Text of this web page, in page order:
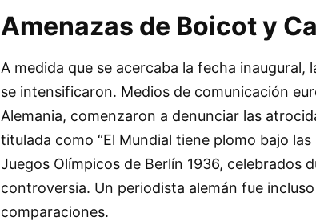
Amenazas de Boicot y
A medida que se acercaba la fecha inaugural,
se intensificaron. Medios de comunicación
Alemania, comenzaron a denunciar las
titulada como “El Mundial tiene plomo bajo
Juegos Olímpicos de Berlín 1936, celebrados
controversia. Un periodista alemán fue
comparaciones.